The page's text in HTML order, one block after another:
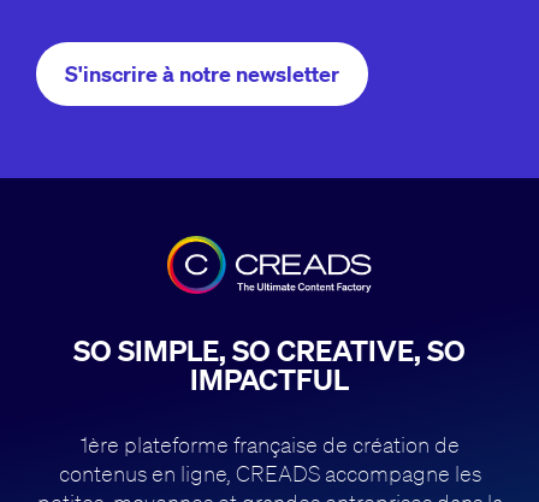
S'inscrire à notre newsletter
SO SIMPLE, SO CREATIVE, SO
IMPACTFUL
1ère plateforme française de création de
contenus en ligne, CREADS accompagne les